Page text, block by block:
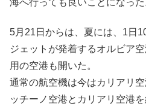
5月21日からは、夏には、1日
ジェットが発着するオルビア
用の空港も開いた。
通常の航空機は今はカリアリ
ッチーノ空港とカリアリ空港